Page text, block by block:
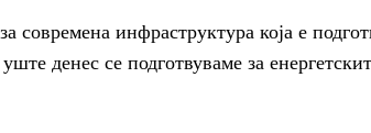
современа инфраструктура која е
денес се подготвуваме за